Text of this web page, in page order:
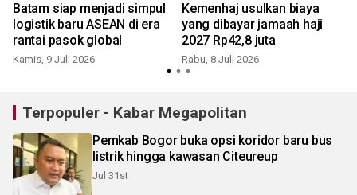
Batam siap menjadi simpul
logistik baru ASEAN di era
rantai pasok global
Kamis, 9 Juli 2026
Kemenhaj usulkan biaya
yang dibayar jamaah haji
2027 Rp42,8 juta
Rabu, 8 Juli 2026
Terpopuler - Kabar Megapolitan
Pemkab Bogor buka opsi koridor baru bus
listrik hingga kawasan Citeureup
Jul 31st